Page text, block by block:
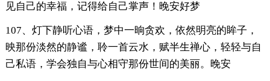
见自己的幸福，记得给自己掌声！晚安好梦
107、灯下静听心语，梦中一晌贪欢，依然明亮的眸子，
映那份淡然的静谧，聆一首云水，赋半生禅心，轻轻与自
己私语，学会独自与心相守那份世间的美丽。晚安